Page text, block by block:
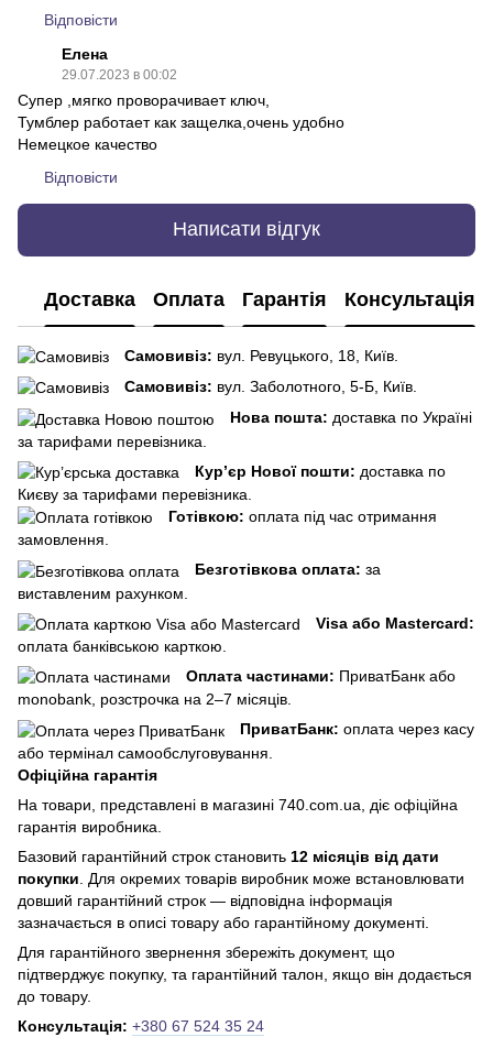
Відповісти
Елена
29.07.2023 в 00:02
Супер ,мягко проворачивает ключ,
Тумблер работает как защелка,очень удобно
Немецкое качество
Відповісти
Написати відгук
Доставка Оплата Гарантія Консультація
Самовивіз: вул. Ревуцького, 18, Київ.
Самовивіз: вул. Заболотного, 5-Б, Київ.
Нова пошта: доставка по Україні
за тарифами перевізника.
Кур’єр Нової пошти: доставка по
Києву за тарифами перевізника.
Готівкою: оплата під час отримання
замовлення.
Безготівкова оплата: за
виставленим рахунком.
Visa або Mastercard:
оплата банківською карткою.
Оплата частинами: ПриватБанк або
monobank, розстрочка на 2–7 місяців.
ПриватБанк: оплата через касу
або термінал самообслуговування.
Офіційна гарантія
На товари, представлені в магазині 740.com.ua, діє офіційна
гарантія виробника.
Базовий гарантійний строк становить 12 місяців від дати
покупки . Для окремих товарів виробник може встановлювати
довший гарантійний строк — відповідна інформація
зазначається в описі товару або гарантійному документі.
Для гарантійного звернення збережіть документ, що
підтверджує покупку, та гарантійний талон, якщо він додається
до товару.
Консультація: +380 67 524 35 24